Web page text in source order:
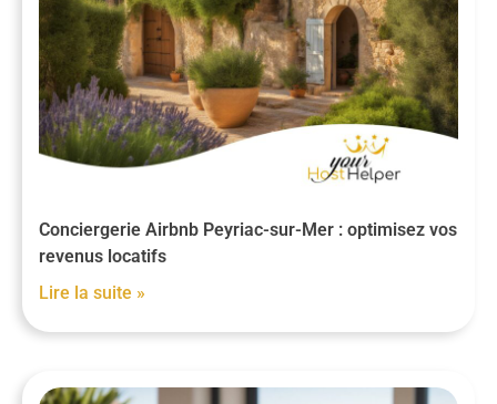
Conciergerie Airbnb Peyriac-sur-Mer : optimisez vos
revenus locatifs
Lire la suite »